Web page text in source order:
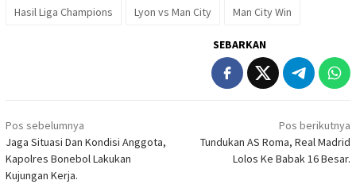
Hasil Liga Champions Lyon vs Man City Man City Win
SEBARKAN
Navigasi
pos
Pos sebelumnya
Jaga Situasi Dan Kondisi Anggota,
Kapolres Bonebol Lakukan
Kujungan Kerja.
Pos berikutnya
Tundukan AS Roma, Real Madrid
Lolos Ke Babak 16 Besar.